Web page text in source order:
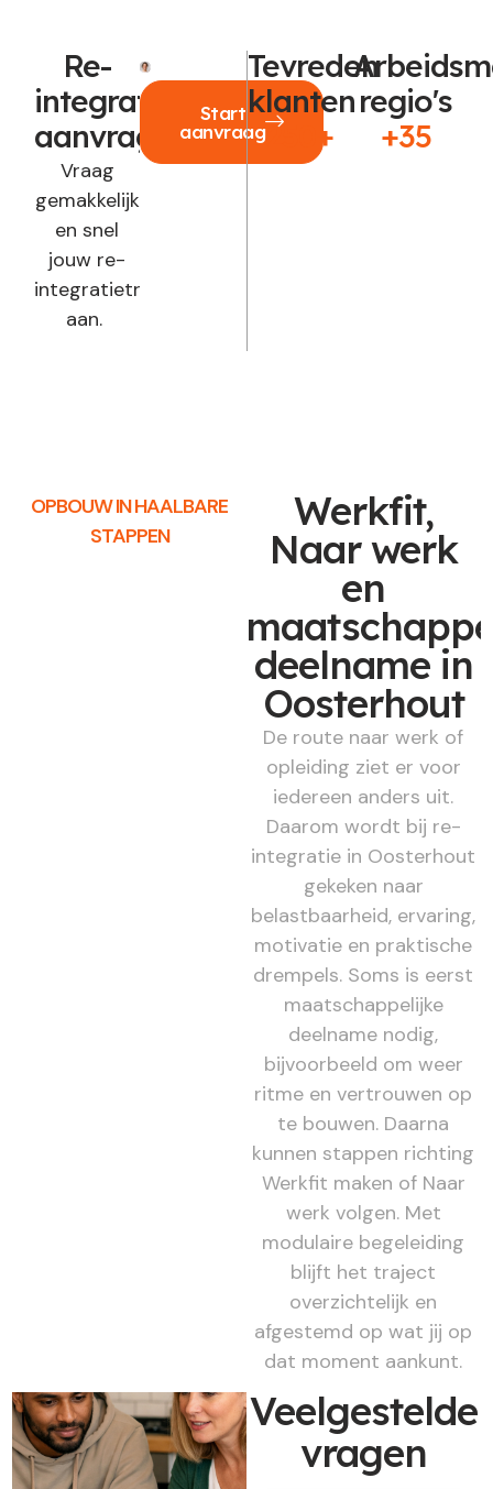
Re-
integratie
aanvragen?
Vraag
gemakkelijk
en snel
jouw re-
integratietraject
aan.
Start
aanvraag
Tevreden
klanten
250+
regio's
+35
OPBOUW IN HAALBARE
STAPPEN
Werkfit,
Naar werk
en
deelname in
Oosterhout
De route naar werk of
opleiding ziet er voor
iedereen anders uit.
Daarom wordt bij re-
integratie in Oosterhout
gekeken naar
belastbaarheid, ervaring,
motivatie en praktische
drempels. Soms is eerst
maatschappelijke
deelname nodig,
bijvoorbeeld om weer
ritme en vertrouwen op
te bouwen. Daarna
kunnen stappen richting
Werkfit maken of Naar
werk volgen. Met
modulaire begeleiding
blijft het traject
overzichtelijk en
afgestemd op wat jij op
dat moment aankunt.
Veelgestelde
vragen